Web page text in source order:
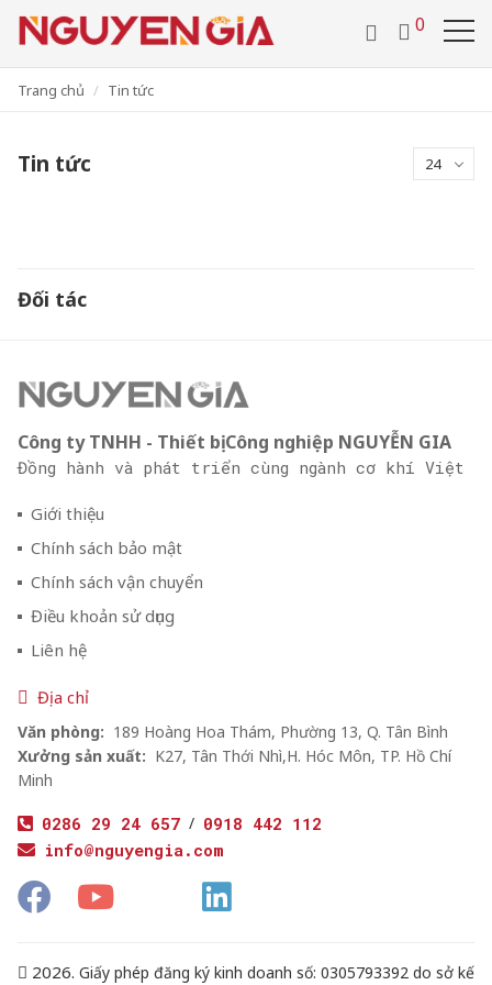
VIDEO TUYỂN DỤNG
LIÊN HỆ
0
Trang chủ Tin tức
Tin tức 24
Đối tác
Công ty TNHH - Thiết bị Công nghiệp NGUYỄN GIA
Đồng hành và phát triển cùng ngành cơ khí Việt
Giới thiệu
Chính sách bảo mật
Chính sách vận chuyển
Điều khoản sử dụng
Liên hệ
Địa chỉ
Văn phòng: 189 Hoàng Hoa Thám, Phường 13, Q. Tân Bình
Xưởng sản xuất: K27, Tân Thới Nhì,H. Hóc Môn, TP. Hồ Chí
Minh
0286 29 24 657 / 0918 442 112
info@nguyengia.com
2026. Giấy phép đăng ký kinh doanh số: 0305793392 do sở kế